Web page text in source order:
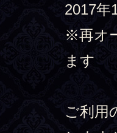
2017年
※再オ
ます
ご利用